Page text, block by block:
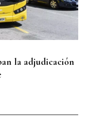
la adjudicación